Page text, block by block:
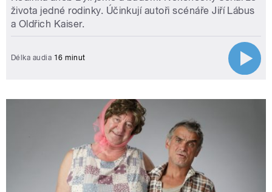
života jedné rodinky. Účinkují autoři scénáře Jiří Lábus
a Oldřich Kaiser.
Délka audia 16 minut